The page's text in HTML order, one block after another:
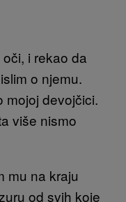
i rekao da
o njemu.
mojoj devojčici.
više nismo
mu na kraju
od svih koje